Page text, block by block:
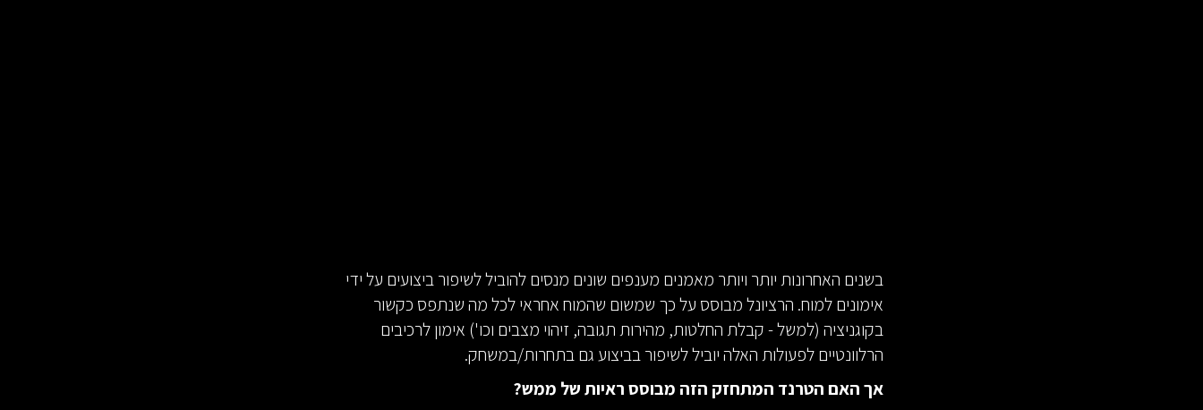
בשנים האחרונות יותר ויותר מאמנים מענפים שונים מנסים להוביל לשיפור ביצועים על ידי
אימונים למוח. הרציונל מבוסס על כך שמשום שהמוח אחראי לכל מה שנתפס כקשור
בקוגניציה (למשל - קבלת החלטות, מהירות תגובה, זיהוי מצבים וכו') אימון לרכיבים
הרלוונטיים לפעולות האלה יוביל לשיפור בביצוע גם בתחרות/במשחק.
אך האם הטרנד המתחזק הזה מבוסס ראיות של ממש?